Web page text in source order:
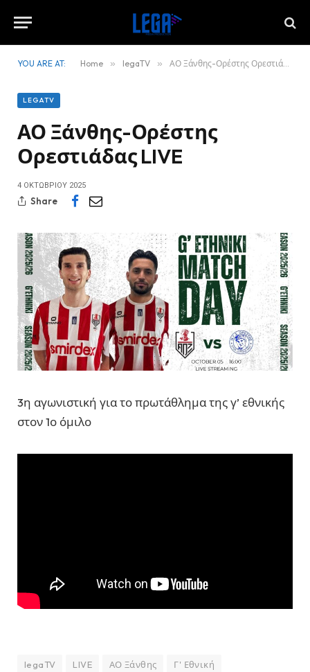
YOU ARE AT: Home » legaTV » ΑΟ Ξάνθης-Ορέστης Ορεστιάδας LIVE
LEGATV
ΑΟ Ξάνθης-Ορέστης
Ορεστιάδας LIVE
4 ΟΚΤΩΒΡΊΟΥ 2025
Share
3η αγωνιστική για το πρωτάθλημα της γ’ εθνικής
στον 1ο όμιλο
legaTV LIVE ΑΟ Ξάνθης
Γ' Εθνική